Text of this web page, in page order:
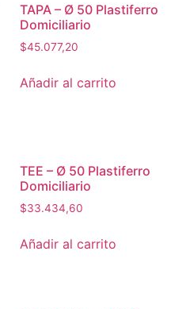
TAPA – Ø 50 Plastiferro
Domiciliario
$45.077,20
Añadir al carrito
TEE – Ø 50 Plastiferro
Domiciliario
$33.434,60
Añadir al carrito